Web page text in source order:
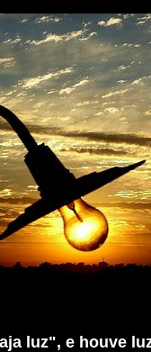
luz", e houve